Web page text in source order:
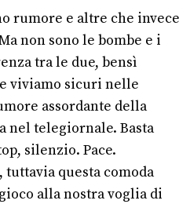
rumore e altre che invece
non sono le bombe e i
tra le due, bensì
viviamo sicuri nelle
assordante della
nel telegiornale. Basta
silenzio. Pace.
tuttavia questa comoda
alla nostra voglia di